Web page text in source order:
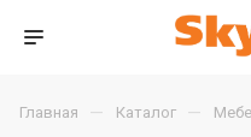
Главная — Каталог —